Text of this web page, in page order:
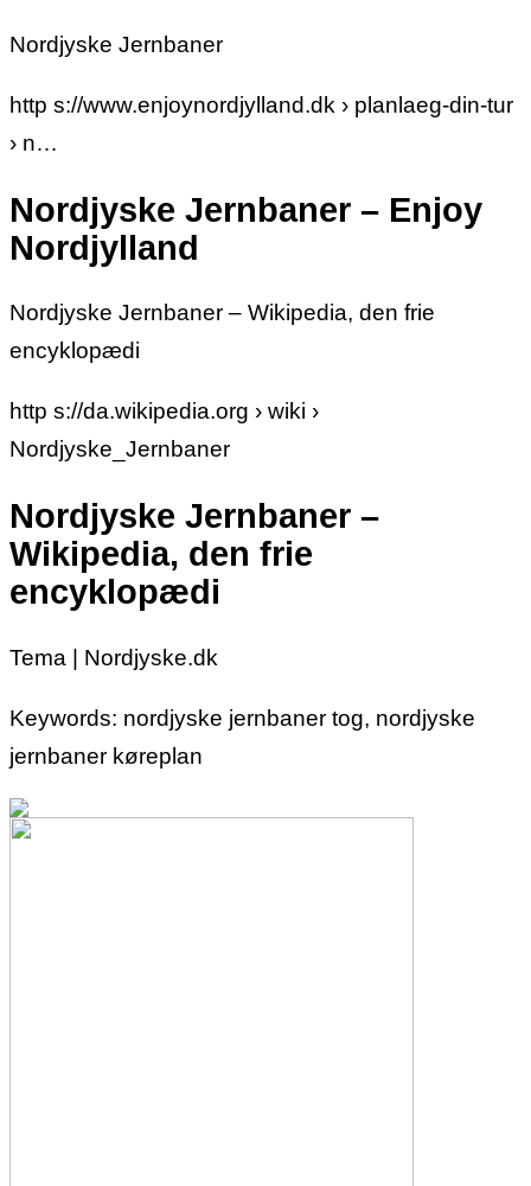
Nordjyske Jernbaner
http s://www.enjoynordjylland.dk › planlaeg-din-tur
› n…
Nordjyske Jernbaner – Enjoy
Nordjylland
Nordjyske Jernbaner – Wikipedia, den frie
encyklopædi
http s://da.wikipedia.org › wiki ›
Nordjyske_Jernbaner
Nordjyske Jernbaner –
Wikipedia, den frie
encyklopædi
Tema | Nordjyske.dk
Keywords: nordjyske jernbaner tog, nordjyske
jernbaner køreplan